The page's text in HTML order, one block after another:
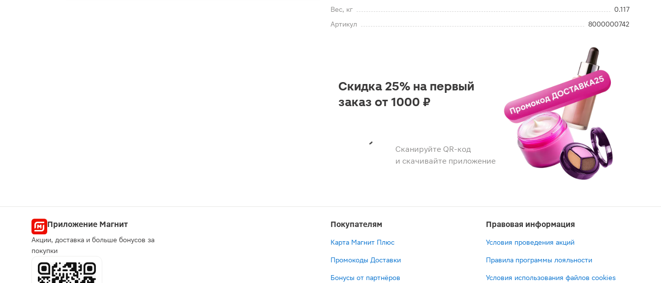
Вес, кг
0.117
Артикул
8000000742
Сканируйте QR-код
и скачивайте приложение
Скидка 25% на первый
заказ от 1000 ₽
Приложение Магнит
Акции, доставка и больше бонусов за
покупки
Покупателям
Карта Магнит Плюс
Промокоды Доставки
Бонусы от партнёров
Правовая информация
Условия проведения акций
Правила программы лояльности
Условия использования файлов cookies